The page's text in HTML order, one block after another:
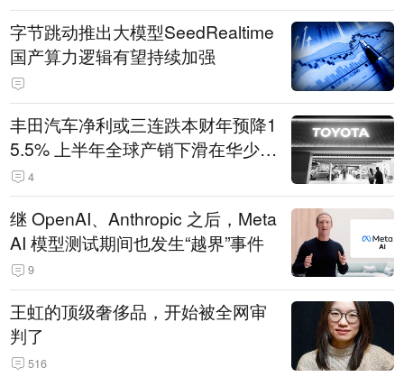
字节跳动推出大模型SeedRealtime
国产算力逻辑有望持续加强
丰田汽车净利或三连跌本财年预降1
5.5% 上半年全球产销下滑在华少卖
14.3万辆
4
继 OpenAI、Anthropic 之后，Meta
AI 模型测试期间也发生“越界”事件
9
王虹的顶级奢侈品，开始被全网审
判了
516